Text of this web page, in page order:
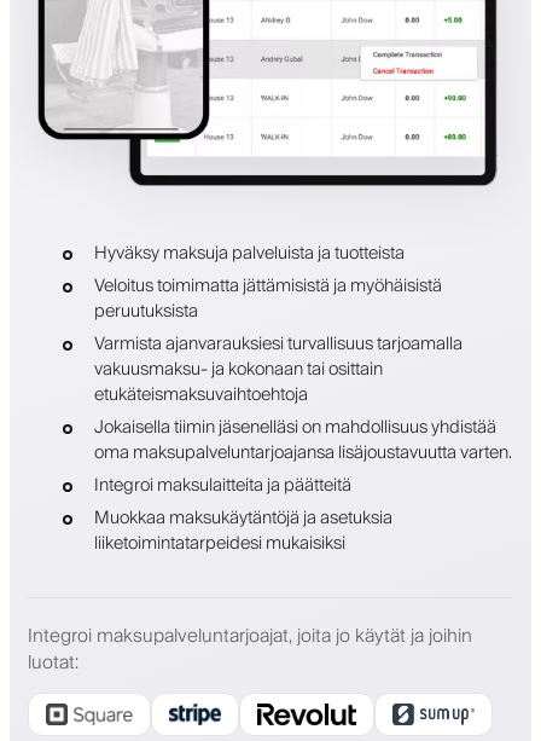
Hyväksy maksuja palveluista ja tuotteista
Veloitus toimimatta jättämisistä ja myöhäisistä
peruutuksista
Varmista ajanvarauksiesi turvallisuus tarjoamalla
vakuusmaksu- ja kokonaan tai osittain
etukäteismaksuvaihtoehtoja
Jokaisella tiimin jäsenelläsi on mahdollisuus yhdistää
oma maksupalveluntarjoajansa lisäjoustavuutta varten.
Integroi maksulaitteita ja päätteitä
Muokkaa maksukäytäntöjä ja asetuksia
liiketoimintatarpeidesi mukaisiksi
Integroi maksupalveluntarjoajat, joita jo käytät ja joihin
luotat: